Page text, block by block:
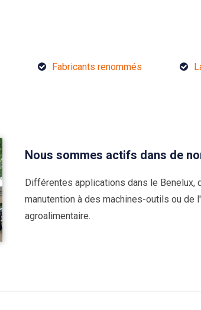
Fabricants renommés
Nous sommes actifs dans de
Différentes applications dans le Benelux,
manutention à des machines-outils ou de
agroalimentaire.